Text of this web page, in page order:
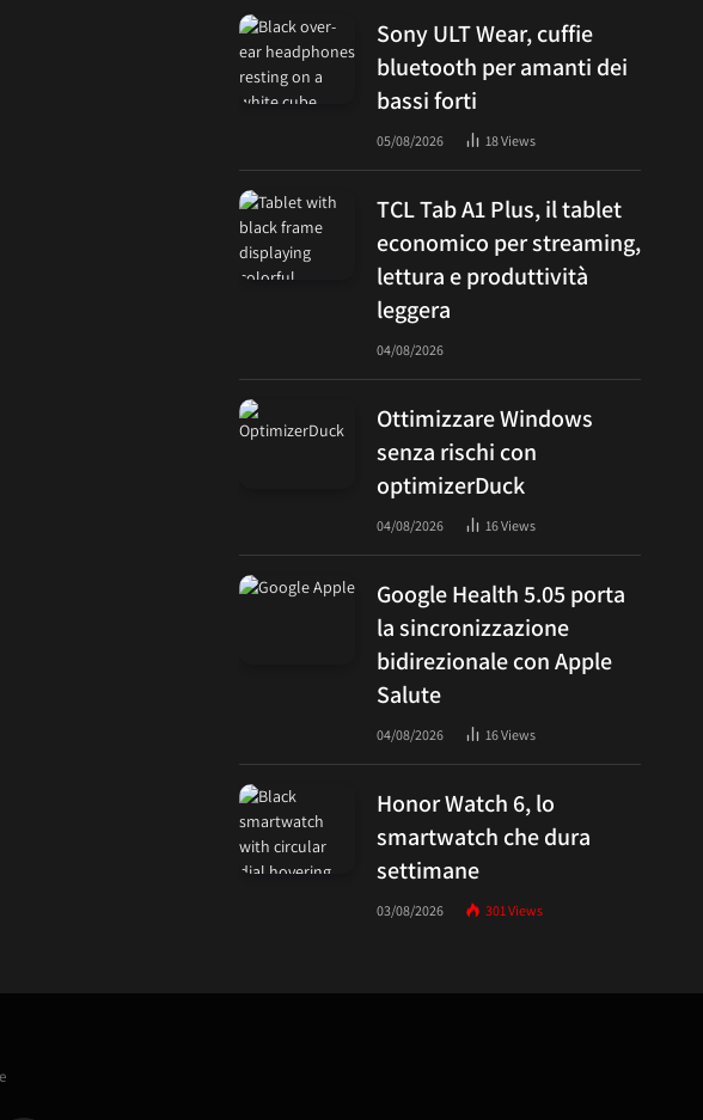
Sony ULT Wear, cuffie
bluetooth per amanti dei
bassi forti
05/08/2026 18Views
TCL Tab A1 Plus, il tablet
economico per streaming,
lettura e produttività
leggera
04/08/2026
Ottimizzare Windows
senza rischi con
optimizerDuck
04/08/2026 16Views
Google Health 5.05 porta
la sincronizzazione
bidirezionale con Apple
Salute
04/08/2026 16Views
Honor Watch 6, lo
smartwatch che dura
settimane
03/08/2026 301Views